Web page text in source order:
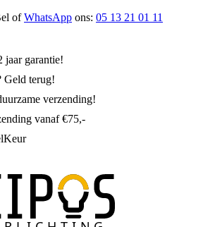
ofWhatsApp ons: 05 13 21 01 11
jaar garantie!
Geld terug!
verzending!
vanaf €75,-